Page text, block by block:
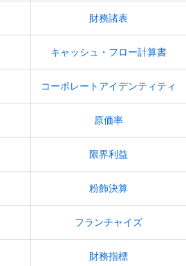
財務諸表
キャッシュ・フロー計算書
コーポレートアイデンティティ
原価率
限界利益
粉飾決算
フランチャイズ
財務指標